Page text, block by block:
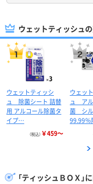
ウェットティッシュ
ウェットティッシ
ュ 除菌シート 詰替
用 アルコール除菌タ
イプ…
（税込） ￥459～
ウェッ
ュ ア
菌 シル
99.99
「ティッシュＢＯＸ